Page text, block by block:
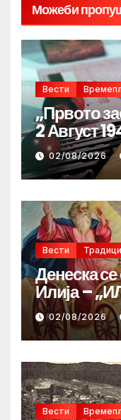
Можеби
Вести
„Првото
2 Август
02/08/2026
Вести
Денеска
Илија –
02/08/2026
Вести